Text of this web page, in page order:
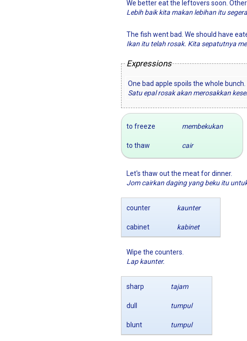
We better eat the leftovers soon.
Lebih baik kita makan lebihan itu
The fish went bad. We should have
Ikan itu telah rosak. Kita sepatutnya
Expressions
One bad apple spoils the whole bunch.
Satu epal rosak akan merosakkan
to freeze membekukan
to thaw cair
Let's thaw out the meat for dinner.
Jom cairkan daging yang beku itu
counter kaunter
cabinet kabinet
Wipe the counters.
Lap kaunter.
sharp tajam
dull tumpul
blunt tumpul